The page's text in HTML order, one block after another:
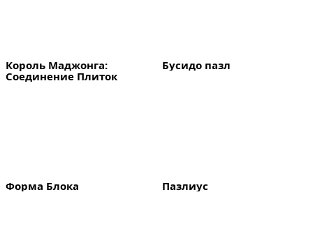
Король Маджонга:
Соединение Плиток
Бусидо пазл
Форма Блока Пазлиус